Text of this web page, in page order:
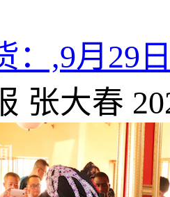
：,9月29
张大春